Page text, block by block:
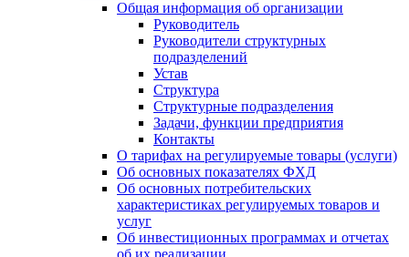
Общая информация об организации
Руководитель
Руководители структурных
подразделений
Устав
Структура
Структурные подразделения
Задачи, функции предприятия
Контакты
О тарифах на регулируемые товары (услуги)
Об основных показателях ФХД
Об основных потребительских
характеристиках регулируемых товаров и
услуг
Об инвестиционных программах и отчетах
об их реализации